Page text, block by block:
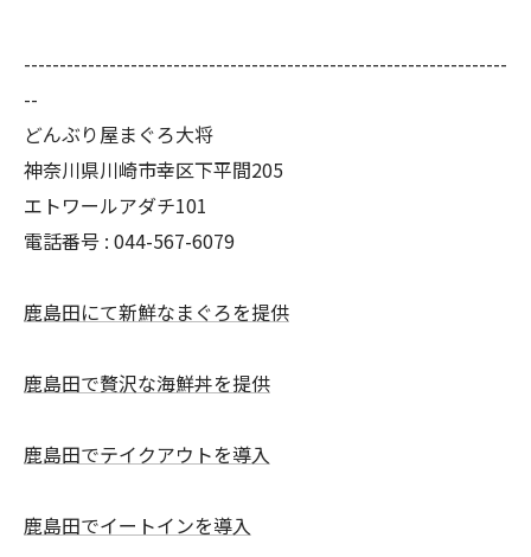
--------------------------------------------------------------------
--
どんぶり屋まぐろ大将
神奈川県川崎市幸区下平間205
エトワールアダチ101
電話番号 : 044-567-6079
鹿島田にて新鮮なまぐろを提供
鹿島田で贅沢な海鮮丼を提供
鹿島田でテイクアウトを導入
鹿島田でイートインを導入